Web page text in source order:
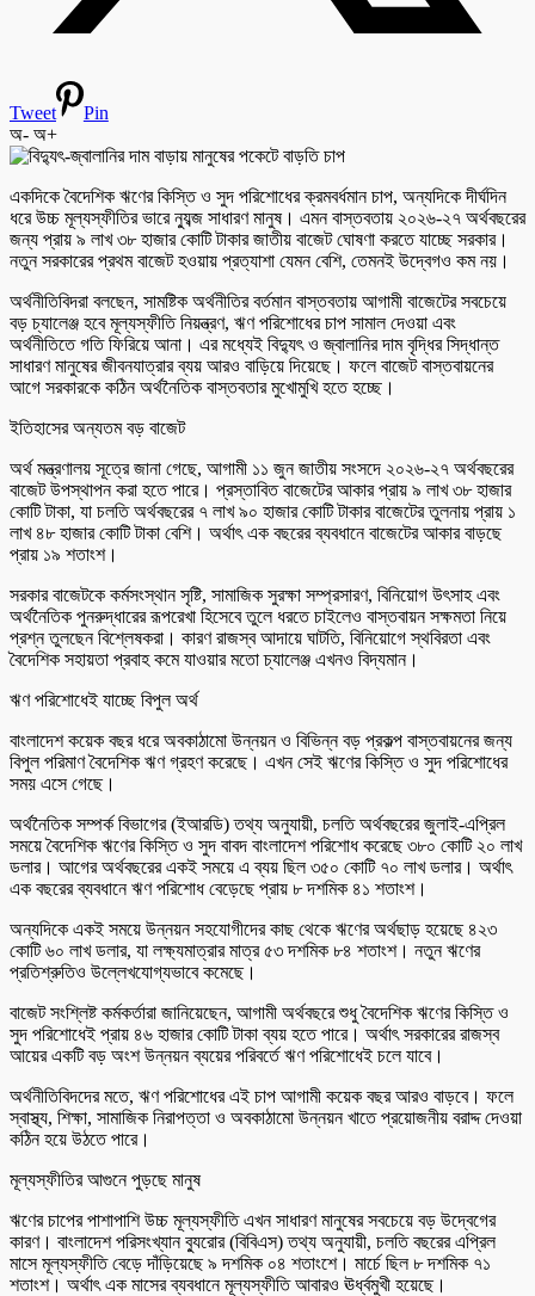
Tweet
Pin
অ- অ+
একদিকে বৈদেশিক ঋণের কিস্তি ও সুদ পরিশোধের ক্রমবর্ধমান চাপ, অন্যদিকে দীর্ঘদিন
ধরে উচ্চ মূল্যস্ফীতির ভারে ন্যুব্জ সাধারণ মানুষ। এমন বাস্তবতায় ২০২৬-২৭ অর্থবছরের
জন্য প্রায় ৯ লাখ ৩৮ হাজার কোটি টাকার জাতীয় বাজেট ঘোষণা করতে যাচ্ছে সরকার।
নতুন সরকারের প্রথম বাজেট হওয়ায় প্রত্যাশা যেমন বেশি, তেমনই উদ্বেগও কম নয়।
অর্থনীতিবিদরা বলছেন, সামষ্টিক অর্থনীতির বর্তমান বাস্তবতায় আগামী বাজেটের সবচেয়ে
বড় চ্যালেঞ্জ হবে মূল্যস্ফীতি নিয়ন্ত্রণ, ঋণ পরিশোধের চাপ সামাল দেওয়া এবং
অর্থনীতিতে গতি ফিরিয়ে আনা। এর মধ্যেই বিদ্যুৎ ও জ্বালানির দাম বৃদ্ধির সিদ্ধান্ত
সাধারণ মানুষের জীবনযাত্রার ব্যয় আরও বাড়িয়ে দিয়েছে। ফলে বাজেট বাস্তবায়নের
আগে সরকারকে কঠিন অর্থনৈতিক বাস্তবতার মুখোমুখি হতে হচ্ছে।
ইতিহাসের অন্যতম বড় বাজেট
অর্থ মন্ত্রণালয় সূত্রে জানা গেছে, আগামী ১১ জুন জাতীয় সংসদে ২০২৬-২৭ অর্থবছরের
বাজেট উপস্থাপন করা হতে পারে। প্রস্তাবিত বাজেটের আকার প্রায় ৯ লাখ ৩৮ হাজার
কোটি টাকা, যা চলতি অর্থবছরের ৭ লাখ ৯০ হাজার কোটি টাকার বাজেটের তুলনায় প্রায় ১
লাখ ৪৮ হাজার কোটি টাকা বেশি। অর্থাৎ এক বছরের ব্যবধানে বাজেটের আকার বাড়ছে
প্রায় ১৯ শতাংশ।
সরকার বাজেটকে কর্মসংস্থান সৃষ্টি, সামাজিক সুরক্ষা সম্প্রসারণ, বিনিয়োগ উৎসাহ এবং
অর্থনৈতিক পুনরুদ্ধারের রূপরেখা হিসেবে তুলে ধরতে চাইলেও বাস্তবায়ন সক্ষমতা নিয়ে
প্রশ্ন তুলছেন বিশ্লেষকরা। কারণ রাজস্ব আদায়ে ঘাটতি, বিনিয়োগে স্থবিরতা এবং
বৈদেশিক সহায়তা প্রবাহ কমে যাওয়ার মতো চ্যালেঞ্জ এখনও বিদ্যমান।
ঋণ পরিশোধেই যাচ্ছে বিপুল অর্থ
বাংলাদেশ কয়েক বছর ধরে অবকাঠামো উন্নয়ন ও বিভিন্ন বড় প্রকল্প বাস্তবায়নের জন্য
বিপুল পরিমাণ বৈদেশিক ঋণ গ্রহণ করেছে। এখন সেই ঋণের কিস্তি ও সুদ পরিশোধের
সময় এসে গেছে।
অর্থনৈতিক সম্পর্ক বিভাগের (ইআরডি) তথ্য অনুযায়ী, চলতি অর্থবছরের জুলাই-এপ্রিল
সময়ে বৈদেশিক ঋণের কিস্তি ও সুদ বাবদ বাংলাদেশ পরিশোধ করেছে ৩৮০ কোটি ২০ লাখ
ডলার। আগের অর্থবছরের একই সময়ে এ ব্যয় ছিল ৩৫০ কোটি ৭০ লাখ ডলার। অর্থাৎ
এক বছরের ব্যবধানে ঋণ পরিশোধ বেড়েছে প্রায় ৮ দশমিক ৪১ শতাংশ।
অন্যদিকে একই সময়ে উন্নয়ন সহযোগীদের কাছ থেকে ঋণের অর্থছাড় হয়েছে ৪২৩
কোটি ৬০ লাখ ডলার, যা লক্ষ্যমাত্রার মাত্র ৫৩ দশমিক ৮৪ শতাংশ। নতুন ঋণের
প্রতিশ্রুতিও উল্লেখযোগ্যভাবে কমেছে।
বাজেট সংশ্লিষ্ট কর্মকর্তারা জানিয়েছেন, আগামী অর্থবছরে শুধু বৈদেশিক ঋণের কিস্তি ও
সুদ পরিশোধেই প্রায় ৪৬ হাজার কোটি টাকা ব্যয় হতে পারে। অর্থাৎ সরকারের রাজস্ব
আয়ের একটি বড় অংশ উন্নয়ন ব্যয়ের পরিবর্তে ঋণ পরিশোধেই চলে যাবে।
অর্থনীতিবিদদের মতে, ঋণ পরিশোধের এই চাপ আগামী কয়েক বছর আরও বাড়বে। ফলে
স্বাস্থ্য, শিক্ষা, সামাজিক নিরাপত্তা ও অবকাঠামো উন্নয়ন খাতে প্রয়োজনীয় বরাদ্দ দেওয়া
কঠিন হয়ে উঠতে পারে।
মূল্যস্ফীতির আগুনে পুড়ছে মানুষ
ঋণের চাপের পাশাপাশি উচ্চ মূল্যস্ফীতি এখন সাধারণ মানুষের সবচেয়ে বড় উদ্বেগের
কারণ। বাংলাদেশ পরিসংখ্যান ব্যুরোর (বিবিএস) তথ্য অনুযায়ী, চলতি বছরের এপ্রিল
মাসে মূল্যস্ফীতি বেড়ে দাঁড়িয়েছে ৯ দশমিক ০৪ শতাংশে। মার্চে ছিল ৮ দশমিক ৭১
শতাংশ। অর্থাৎ এক মাসের ব্যবধানে মূল্যস্ফীতি আবারও ঊর্ধ্বমুখী হয়েছে।